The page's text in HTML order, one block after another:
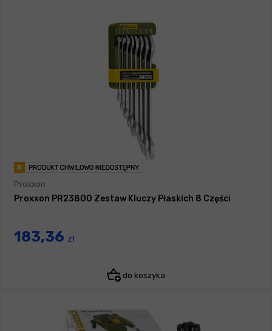
Proxxon
Proxxon PR23800 Zestaw Kluczy Płaskich 8 Części
183,36 zł
do koszyka